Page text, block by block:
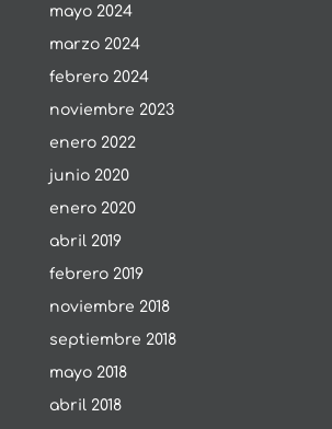
mayo 2024
marzo 2024
febrero 2024
noviembre 2023
enero 2022
junio 2020
enero 2020
abril 2019
febrero 2019
noviembre 2018
septiembre 2018
mayo 2018
abril 2018